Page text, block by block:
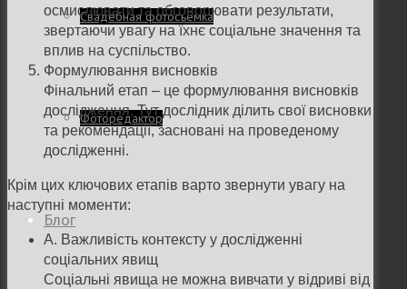
Свадебная фотосъёмка
Фоторедактор
Блог
осмислювати та обговорювати результати,
звертаючи увагу на їхнє соціальне значення та
вплив на суспільство.
Формулювання висновків
Фінальний етап – це формулювання висновків
дослідження. Тут дослідник ділить свої висновки
та рекомендації, засновані на проведеному
дослідженні.
Крім цих ключових етапів варто звернути увагу на
наступні моменти:
A. Важливість контексту у дослідженні
соціальних явищ
Соціальні явища не можна вивчати у відриві від